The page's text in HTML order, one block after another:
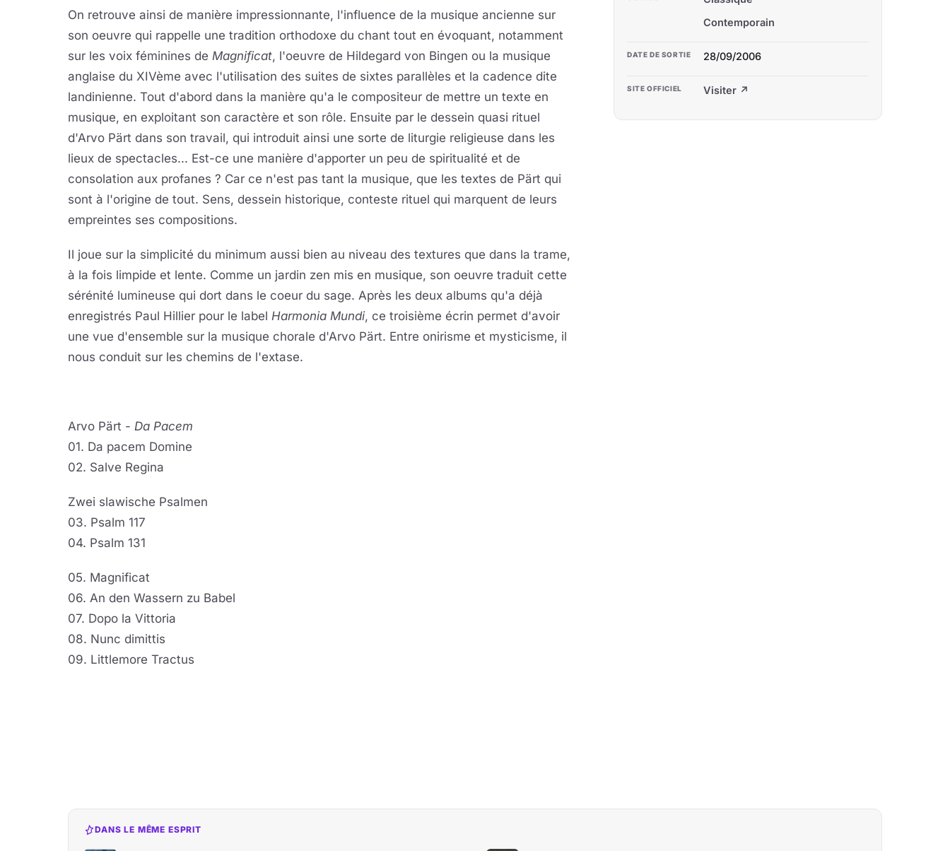
On retrouve ainsi de manière impressionnante, l'influence de la musique ancienne sur
son oeuvre qui rappelle une tradition orthodoxe du chant tout en évoquant, notamment
sur les voix féminines de Magnificat, l'oeuvre de Hildegard von Bingen ou la musique
anglaise du XIVème avec l'utilisation des suites de sixtes parallèles et la cadence dite
landinienne. Tout d'abord dans la manière qu'a le compositeur de mettre un texte en
musique, en exploitant son caractère et son rôle. Ensuite par le dessein quasi rituel
d'Arvo Pärt dans son travail, qui introduit ainsi une sorte de liturgie religieuse dans les
lieux de spectacles... Est-ce une manière d'apporter un peu de spiritualité et de
consolation aux profanes ? Car ce n'est pas tant la musique, que les textes de Pärt qui
sont à l'origine de tout. Sens, dessein historique, conteste rituel qui marquent de leurs
empreintes ses compositions.
Il joue sur la simplicité du minimum aussi bien au niveau des textures que dans la trame,
à la fois limpide et lente. Comme un jardin zen mis en musique, son oeuvre traduit cette
sérénité lumineuse qui dort dans le coeur du sage. Après les deux albums qu'a déjà
enregistrés Paul Hillier pour le label Harmonia Mundi, ce troisième écrin permet d'avoir
une vue d'ensemble sur la musique chorale d'Arvo Pärt. Entre onirisme et mysticisme, il
nous conduit sur les chemins de l'extase.
Arvo Pärt - Da Pacem
01. Da pacem Domine
02. Salve Regina
Zwei slawische Psalmen
03. Psalm 117
04. Psalm 131
05. Magnificat
06. An den Wassern zu Babel
07. Dopo la Vittoria
08. Nunc dimittis
09. Littlemore Tractus
Contemporain
DATE DE SORTIE 28/09/2006
SITE OFFICIEL Visiter ↗
DANS LE MÊME ESPRIT